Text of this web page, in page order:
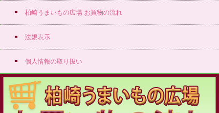
柏崎うまいもの広場 お買物の流れ
法規表示
個人情報の取り扱い